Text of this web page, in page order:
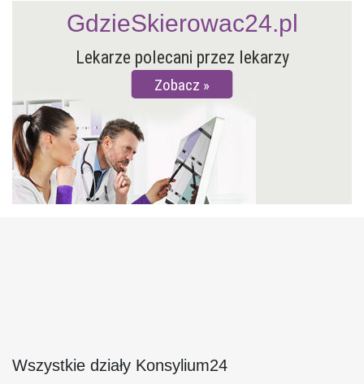
Lekarze polecani przez lekarzy
Zobacz
GdzieSkierowac24.pl
Wszystkie działy Konsylium24